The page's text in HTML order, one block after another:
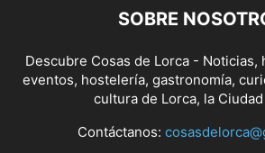
SOBRE
Descubre Cosas de Lorca -
eventos, hostelería, gastronomía,
cultura de Lorca, la
Contáctanos: